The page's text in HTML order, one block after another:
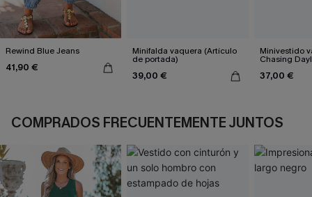
Rewind Blue Jeans
41,90 €
Minifalda vaquera (Artículo
de portada)
39,00 €
Minivestido
Chasing
37,00 €
COMPRADOS FRECUENTEMENTE JUNTOS